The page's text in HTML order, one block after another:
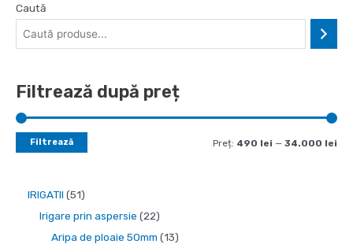
Caută
Filtrează după preț
Filtrează Preț: 490 lei — 34.000 lei
IRIGATII 515
1
d
Irigare prin aspersie 222
2
Aripa de ploaie 50mm 131